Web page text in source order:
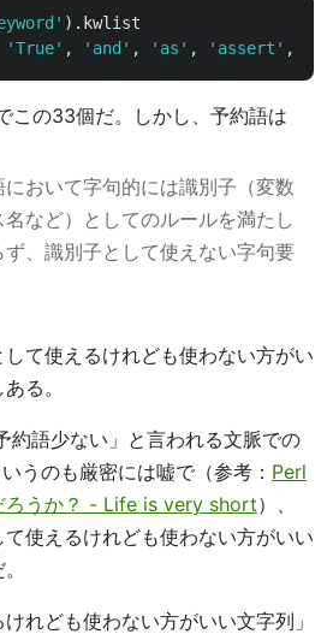
' ). kwlist
'True' , ' and ' , ' as ' , ' assert ' ,
この33個だ。しかし、予約語は
おいて字句的には識別子（変数
など）としてのルールを満たし
、識別子として使えない字句要
て使えるけれども使わない方がい
る。
約語少ない」と言われる文脈での
うのも厳密には嘘で（参考： Perl
ろうか？ - Life is very short）、
使えるけれども使わない方がいい
けれども使わない方がいい文字列」